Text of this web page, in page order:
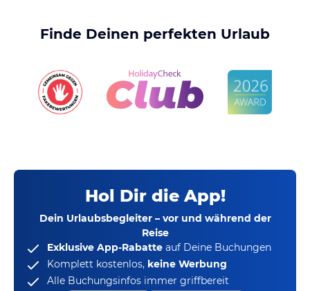
Finde Deinen perfekten Urlaub
Hol Dir die App!
Dein Urlaubsbegleiter – vor und während der
Reise
Exklusive App-Rabatte auf Deine Buchungen
Komplett kostenlos, keine Werbung
Alle Buchungsinfos immer griffbereit